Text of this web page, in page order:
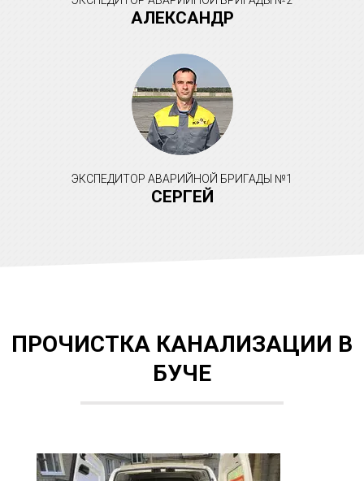
АЛЕКСАНДР
ЭКСПЕДИТОР АВАРИЙНОЙ БРИГАДЫ №1
СЕРГЕЙ
ПРОЧИСТКА КАНАЛИЗАЦИИ В
БУЧЕ